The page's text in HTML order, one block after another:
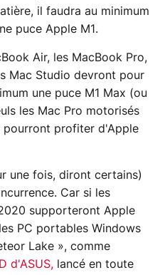
il faudra au minimum
puce Apple M1.
Air, les MacBook Pro,
Mac Studio devront pour
une puce M1 Max (ou
les Mac Pro motorisés
pourront profiter d'Apple
une fois, diront certains)
Car si les
supporteront Apple
PC portables Windows
Lake », comme
d'ASUS, lancé en toute